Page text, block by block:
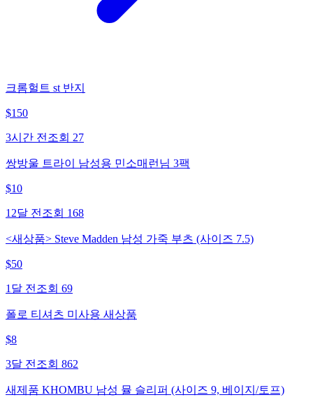
크롬헐트 st 반지
$150
3시간 전 조회 27
쌍방울 트라이 남성용 민소매런님 3팩
$10
12달 전 조회 168
<새상품> Steve Madden 남성 가죽 부츠 (사이즈 7.5)
$50
1달 전 조회 69
폴로 티셔츠 미사용 새상품
$8
3달 전 조회 862
새제품 KHOMBU 남성 뮬 슬리퍼 (사이즈 9, 베이지/토프)